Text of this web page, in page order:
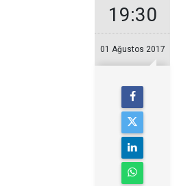
19:30
01 Ağustos 2017